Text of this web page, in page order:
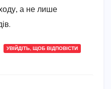
а не лише
УВІЙДІТЬ, ЩОБ ВІДПОВІСТИ